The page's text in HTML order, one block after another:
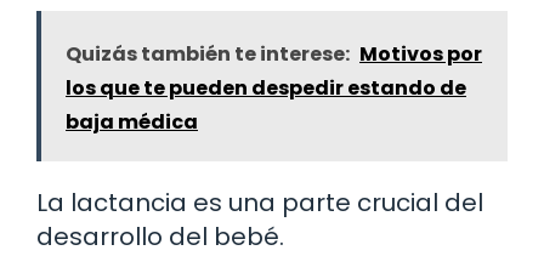
Quizás también te interese: Motivos por
los que te pueden despedir estando de
baja médica
La lactancia es una parte crucial del
desarrollo del bebé.